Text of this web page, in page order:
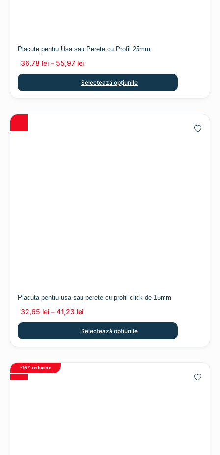
Placute pentru Usa sau Perete cu Profil 25mm
36,78 lei – 55,97 lei
Selectează opțiunile
Placuta pentru usa sau perete cu profil click de 15mm
32,65 lei – 41,23 lei
Selectează opțiunile
-15% reducere